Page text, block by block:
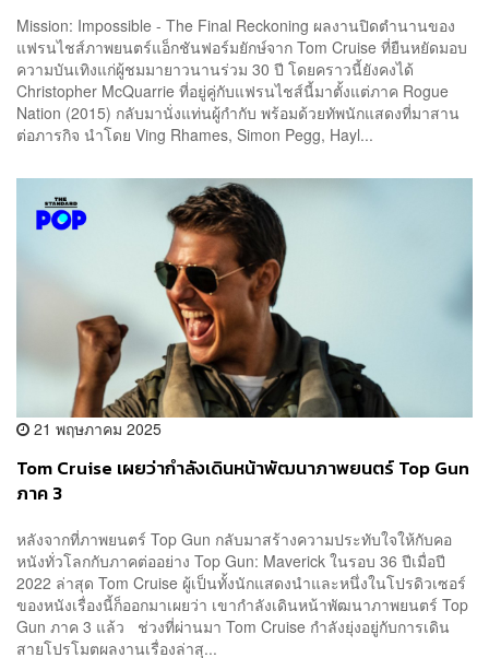
Mission: Impossible - The Final Reckoning ผลงานปิดตำนานของ
แฟรนไชส์ภาพยนตร์แอ็กชันฟอร์มยักษ์จาก Tom Cruise ที่ยืนหยัดมอบ
ความบันเทิงแก่ผู้ชมมายาวนานร่วม 30 ปี โดยคราวนี้ยังคงได้
Christopher McQuarrie ที่อยู่คู่กับแฟรนไชส์นี้มาตั้งแต่ภาค Rogue
Nation (2015) กลับมานั่งแท่นผู้กำกับ พร้อมด้วยทัพนักแสดงที่มาสาน
ต่อภารกิจ นำโดย Ving Rhames, Simon Pegg, Hayl...
21 พฤษภาคม 2025
Tom Cruise เผยว่ากำลังเดินหน้าพัฒนาภาพยนตร์ Top Gun
ภาค 3
หลังจากที่ภาพยนตร์ Top Gun กลับมาสร้างความประทับใจให้กับคอ
หนังทั่วโลกกับภาคต่ออย่าง Top Gun: Maverick ในรอบ 36 ปีเมื่อปี
2022 ล่าสุด Tom Cruise ผู้เป็นทั้งนักแสดงนำและหนึ่งในโปรดิวเซอร์
ของหนังเรื่องนี้ก็ออกมาเผยว่า เขากำลังเดินหน้าพัฒนาภาพยนตร์ Top
Gun ภาค 3 แล้ว ช่วงที่ผ่านมา Tom Cruise กำลังยุ่งอยู่กับการเดิน
สายโปรโมตผลงานเรื่องล่าสุ...